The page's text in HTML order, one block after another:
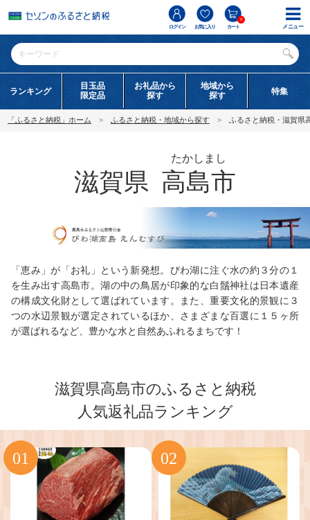
ログイン お気に入り カート
0
ランキング
目玉品
限定品
お礼品から
探す
地域から
探す
特集
「ふるさと納税」ホーム ふるさと納税・地域から探す ふるさと納税・滋賀県
滋賀県 高島市
たかしまし
「恵み」が「お礼」という新発想。びわ湖に注ぐ水の約３分の１
を生み出す高島市。湖の中の鳥居が印象的な白鬚神社は日本遺産
の構成文化財として選ばれています。また、重要文化的景観に３
つの水辺景観が選定されているほか、さまざまな百選に１５ヶ所
が選ばれるなど、豊かな水と自然あふれるまちです！
滋賀県高島市のふるさと納税
人気返礼品ランキング
メニュー